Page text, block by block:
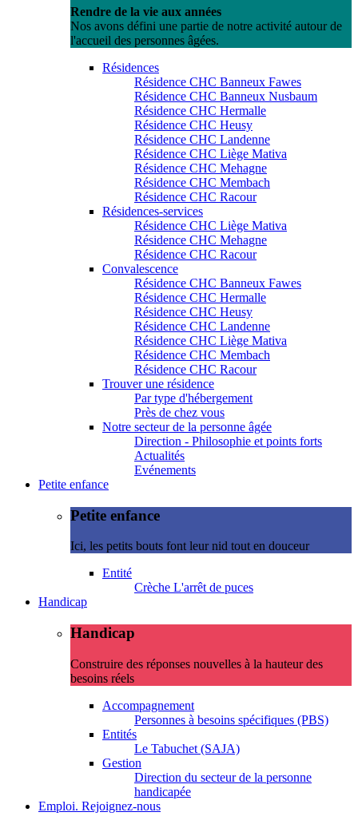
Rendre de la vie aux années
Nos avons défini une partie de notre activité autour de
l'accueil des personnes âgées.
Résidences
Résidence CHC Banneux Fawes
Résidence CHC Banneux Nusbaum
Résidence CHC Hermalle
Résidence CHC Heusy
Résidence CHC Landenne
Résidence CHC Liège Mativa
Résidence CHC Mehagne
Résidence CHC Membach
Résidence CHC Racour
Résidences-services
Résidence CHC Liège Mativa
Résidence CHC Mehagne
Résidence CHC Racour
Convalescence
Résidence CHC Banneux Fawes
Résidence CHC Hermalle
Résidence CHC Heusy
Résidence CHC Landenne
Résidence CHC Liège Mativa
Résidence CHC Membach
Résidence CHC Racour
Trouver une résidence
Par type d'hébergement
Près de chez vous
Notre secteur de la personne âgée
Direction - Philosophie et points forts
Actualités
Evénements
Petite enfance
Petite enfance
Ici, les petits bouts font leur nid tout en douceur
Entité
Crèche L'arrêt de puces
Handicap
Handicap
Construire des réponses nouvelles à la hauteur des
besoins réels
Accompagnement
Personnes à besoins spécifiques (PBS)
Entités
Le Tabuchet (SAJA)
Gestion
Direction du secteur de la personne
handicapée
Emploi. Rejoignez-nous